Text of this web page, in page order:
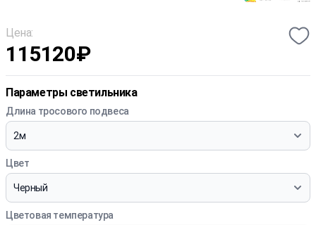
Цена:
115120₽
Параметры светильника
Длина тросового подвеса
Цвет
Цветовая температура